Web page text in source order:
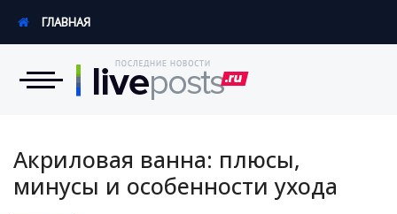
Экономика
ГЛАВНАЯ
Акриловая ванна: плюсы,
минусы и особенности ухода